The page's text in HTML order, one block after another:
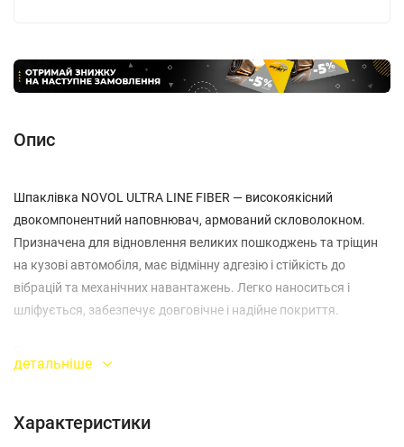
Опис
Шпаклівка NOVOL ULTRA LINE FIBER — високоякісний
двокомпонентний наповнювач, армований скловолокном.
Призначена для відновлення великих пошкоджень та тріщин
на кузові автомобіля, має відмінну адгезію і стійкість до
вібрацій та механічних навантажень. Легко наноситься і
шліфується, забезпечує довговічне і надійне покриття.
Висока міцність та стійкість до пошкоджень
детальніше
Характеристики